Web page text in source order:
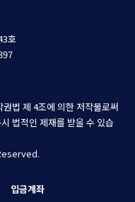
호
법 제 4조에 의한 저작물로써
법적인 제재를 받을 수 있습
입금계좌